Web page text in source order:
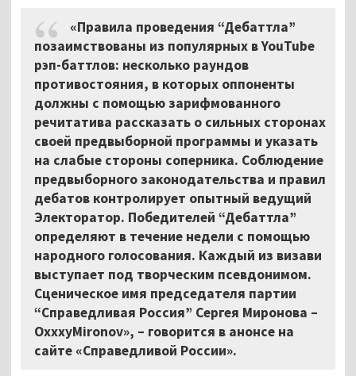
«Правила проведения “Дебаттла”
позаимствованы из популярных в YouTube
рэп-баттлов: несколько раундов
противостояния, в которых оппоненты
должны с помощью зарифмованного
речитатива рассказать о сильных сторонах
своей предвыборной программы и указать
на слабые стороны соперника. Соблюдение
предвыборного законодательства и правил
дебатов контролирует опытный ведущий
Электоратор. Победителей “Дебаттла”
определяют в течение недели с помощью
народного голосования. Каждый из визави
выступает под творческим псевдонимом.
Сценическое имя председателя партии
“Справедливая Россия” Сергея Миронова –
OxxxyMironov», – говорится в анонсе на
сайте «Справедливой России».